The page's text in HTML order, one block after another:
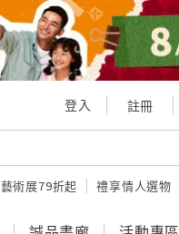
登入 註冊
藝術展79折起 禮享情人選物